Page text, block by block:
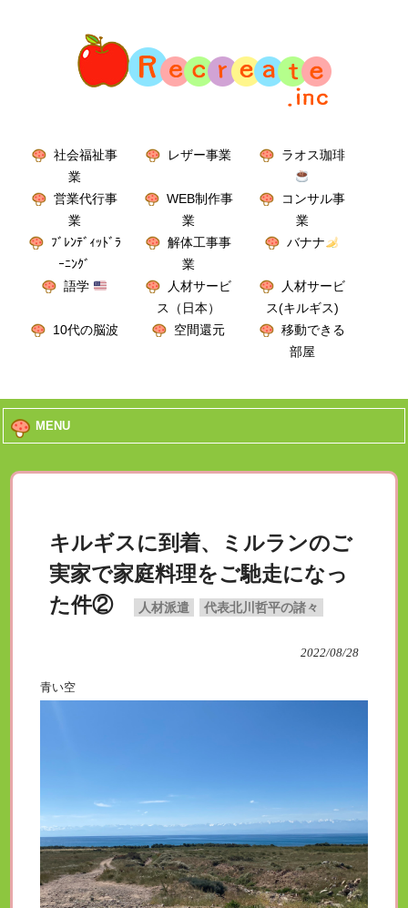
社会福祉事
業
レザー事業 ラオス珈琲
営業代行事
業
WEB制作事
業
コンサル事
業
ﾌﾞﾚﾝﾃﾞｨｯﾄﾞﾗ
ｰﾆﾝｸﾞ
解体工事事
業
バナナ
語学
人材サービ
ス（日本）
人材サービ
ス(キルギス)
10代の脳波
空間還元
移動できる
部屋
MENU
キルギスに到着、ミルランのご
実家で家庭料理をご馳走になっ
た件②
人材派遣 代表北川哲平の諸々
2022/08/28
青い空